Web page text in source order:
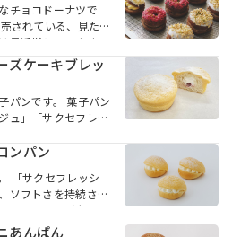
チョコドーナツで
されている、見た目
最近増えています。
ある「サクセフレッ
「クラージュ」を併
とした食感を長持ち
ズケーキブレッ
パンです。 菓子パン
ュ」「サクセフレッ
度帯でもパサつか
。フィリングに
ンパン
「サクセフレッシ
ソフトさを持続させ
ロンパンなど老化し
、フィリングクリー
あんぱん